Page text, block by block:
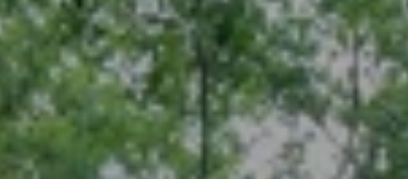
Datenschutzrichtlinie
Jobs
Preisgarantie
Beste Reisezeit – Afrika